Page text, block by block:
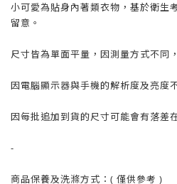
小可愛為貼身內著類衣物，基於衛生
留意。
尺寸皆為單面平量，因測量方式不同
因電腦顯示器與手機的解析度及亮度
因每批追加到貨的尺寸可能會有落差
-
商品保養及洗滌方式：( 僅供參考 )